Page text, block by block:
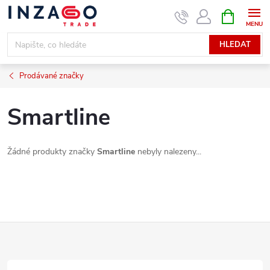
Přejít
obsah
HLEDAT
NÁKUPNÍ
KOŠÍK
Prodávané značky
Smartline
Žádné produkty značky Smartline nebyly nalezeny...